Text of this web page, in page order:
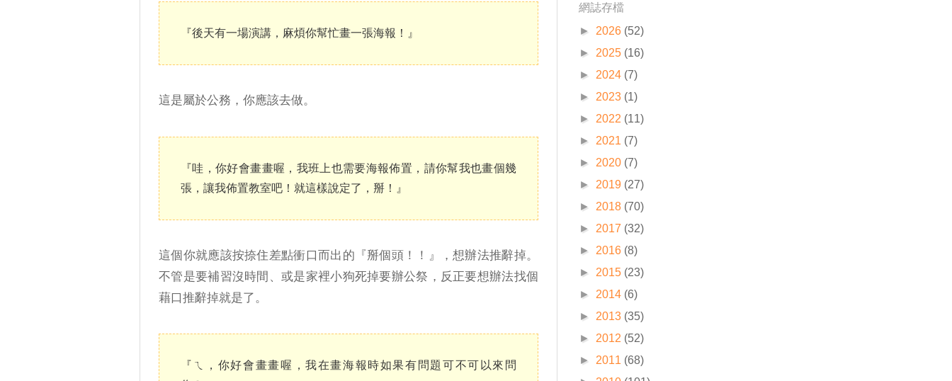
『後天有一場演講，麻煩你幫忙畫一張海報！』
這是屬於公務，你應該去做。
『哇，你好會畫畫喔，我班上也需要海報佈置，請你幫我也畫個幾
張，讓我佈置教室吧！就這樣說定了，掰！』
這個你就應該按捺住差點衝口而出的『掰個頭！！』，想辦法推辭掉。
不管是要補習沒時間、或是家裡小狗死掉要辦公祭，反正要想辦法找個
藉口推辭掉就是了。
『ㄟ，你好會畫畫喔，我在畫海報時如果有問題可不可以來問
網誌存檔
► 2026 (52)
► 2025 (16)
► 2024 (7)
► 2023 (1)
► 2022 (11)
► 2021 (7)
► 2020 (7)
► 2019 (27)
► 2018 (70)
► 2017 (32)
► 2016 (8)
► 2015 (23)
► 2014 (6)
► 2013 (35)
► 2012 (52)
► 2011 (68)